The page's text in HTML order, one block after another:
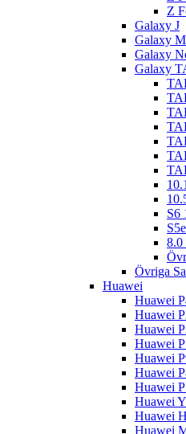
Z
Galaxy J
Galaxy M
Galaxy
Galaxy
S6
8.0
Övriga
Huawei
Huawei
Huawei
Huawei
Huawei
Huawei
Huawei
Huawei
Huawei
Huawei
Huawei